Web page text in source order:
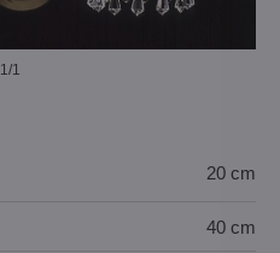
1/1
20 cm
40 cm